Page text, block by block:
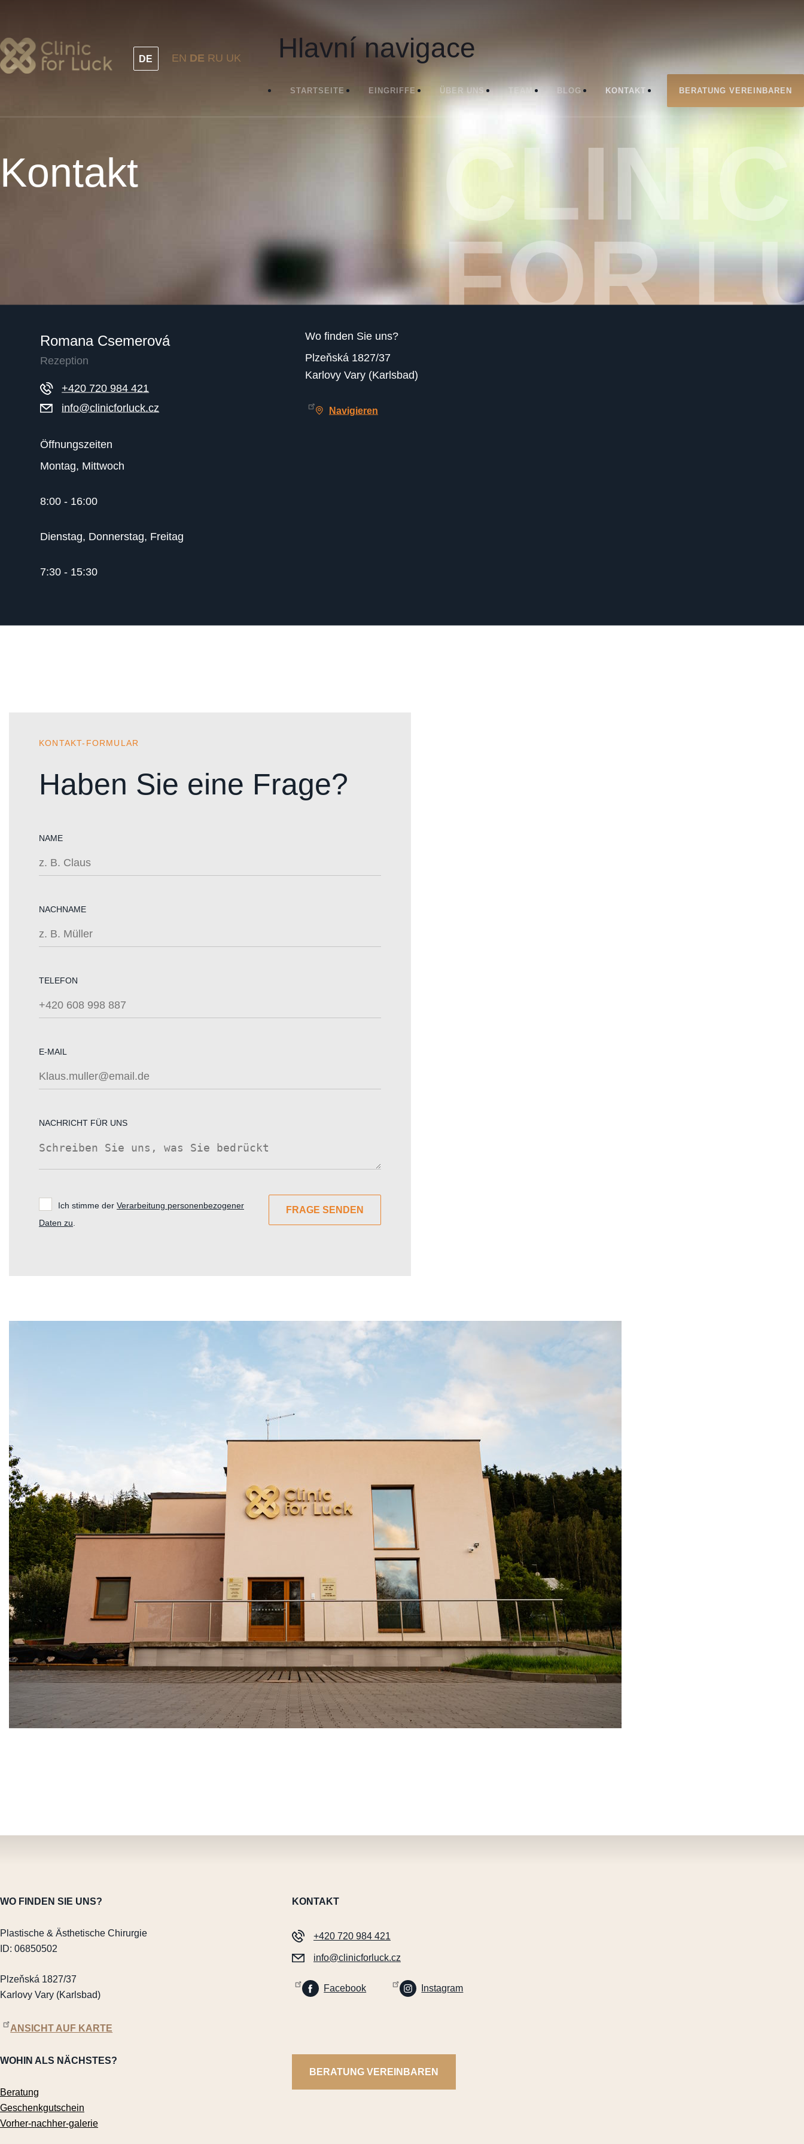
Inhalt
DE EN DE RU UK Hlavní navigace
STARTSEITE EINGRIFFE ÜBER UNS TEAM BLOG KONTAKT BERATUNG VEREINBAREN
Kontakt
Romana Csemerová
Rezeption
+420 720 984 421
info@clinicforluck.cz
Wo finden Sie uns?
Plzeňská 1827/37
Karlovy Vary (Karlsbad)
Navigieren
Öffnungszeiten
Montag, Mittwoch
8:00 - 16:00
Dienstag, Donnerstag, Freitag
7:30 - 15:30
KONTAKT-FORMULAR
Haben Sie eine Frage?
NAME
NACHNAME
TELEFON
E-MAIL
NACHRICHT FÜR UNS
Ich stimme der Verarbeitung personenbezogener
Daten zu
FRAGE SENDEN
WO FINDEN SIE UNS?
Plastische & Ästhetische Chirurgie
ID: 06850502
Plzeňská 1827/37
Karlovy Vary (Karlsbad)
ANSICHT AUF KARTE
KONTAKT
+420 720 984 421
info@clinicforluck.cz
Facebook Instagram
WOHIN ALS NÄCHSTES?
Beratung
Geschenkgutschein
Vorher-nachher-galerie
BERATUNG VEREINBAREN